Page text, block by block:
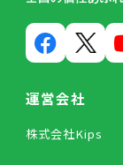
運営会社
株式会社Kips